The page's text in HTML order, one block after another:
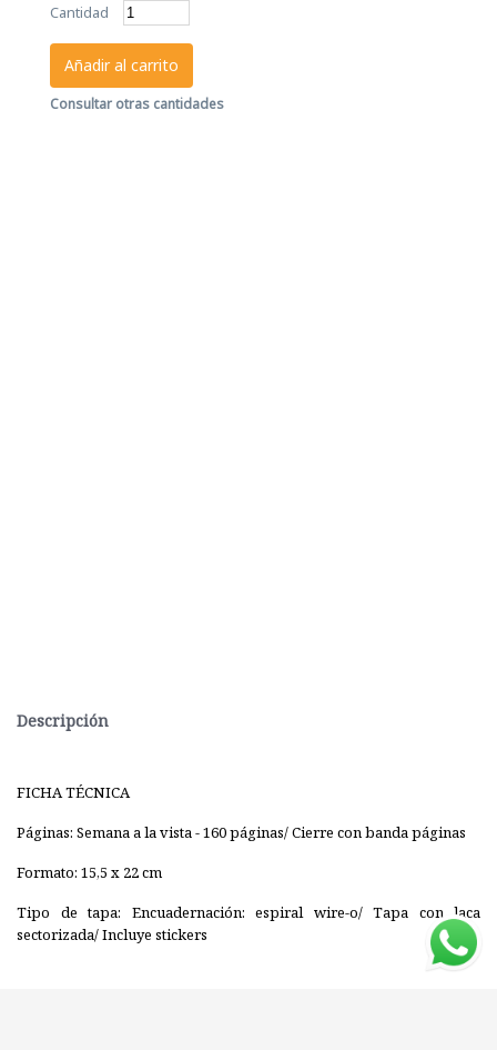
Cantidad
Añadir al carrito
Consultar otras cantidades
Descripción
FICHA TÉCNICA
Páginas: Semana a la vista - 160 páginas/ Cierre con banda páginas
Formato: 15,5 x 22 cm
Tipo de tapa: Encuadernación: espiral wire-o/ Tapa con laca
sectorizada/ Incluye stickers